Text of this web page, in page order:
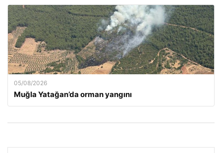
05/08/2026
Muğla Yatağan’da orman yangını